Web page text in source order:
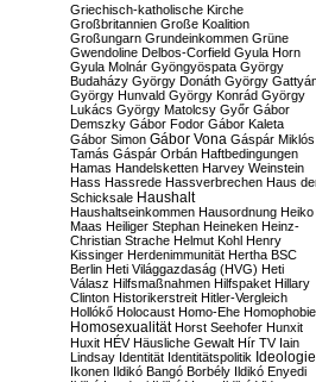
Griechisch-katholische Kirche
Großbritannien Große Koalition
Großungarn Grundeinkommen Grüne
Gwendoline Delbos-Corfield Gyula Horn
Gyula Molnár Gyöngyöspata György
Budaházy György Donáth György
György Hunvald György Konrád György
Lukács György Matolcsy Győr Gábor
Demszky Gábor Fodor Gábor Kaleta
Gábor Simon Gábor Vona Gáspár Miklós
Tamás Gáspár Orbán Haftbedingungen
Hamas Handelsketten Harvey Weinstein
Hass Hassrede Hassverbrechen Haus
Schicksale Haushalt
Haushaltseinkommen Hausordnung Heiko
Maas Heiliger Stephan Heineken Heinz-
Christian Strache Helmut Kohl Henry
Kissinger Herdenimmunität Hertha BSC
Berlin Heti Világgazdaság (HVG) Heti
Válasz Hilfsmaßnahmen Hilfspaket Hillary
Clinton Historikerstreit Hitler-Vergleich
Hollókő Holocaust Homo-Ehe Homophobie
Homosexualität Horst Seehofer Hunxit
Huxit HÉV Häusliche Gewalt Hír TV Iain
Lindsay Identität Identitätspolitik Ideologie
Ikonen Ildikó Bangó Borbély Ildikó Enyedi